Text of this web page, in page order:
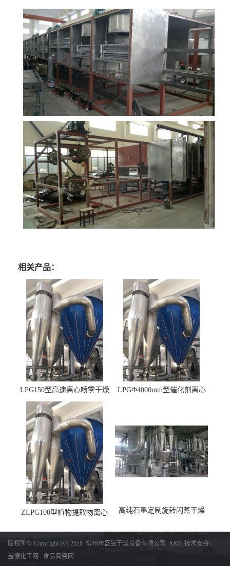
相关产品：
LPG150型高速离心喷雾干燥
机 φ2.85m
LPGФ4000mm型催化剂离心
ZLPG100型植物提取物离心
高纯石墨定制旋转闪蒸干燥
版权所有 Copyright (©) 2026 常州市盛昱干燥设备有限公司 XML 技术支持：
盖德化工网
食品商务网